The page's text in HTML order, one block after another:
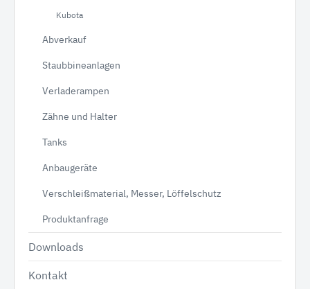
Kubota
Abverkauf
Staubbineanlagen
Verladerampen
Zähne und Halter
Tanks
Anbaugeräte
Verschleißmaterial, Messer, Löffelschutz
Produktanfrage
Downloads
Kontakt